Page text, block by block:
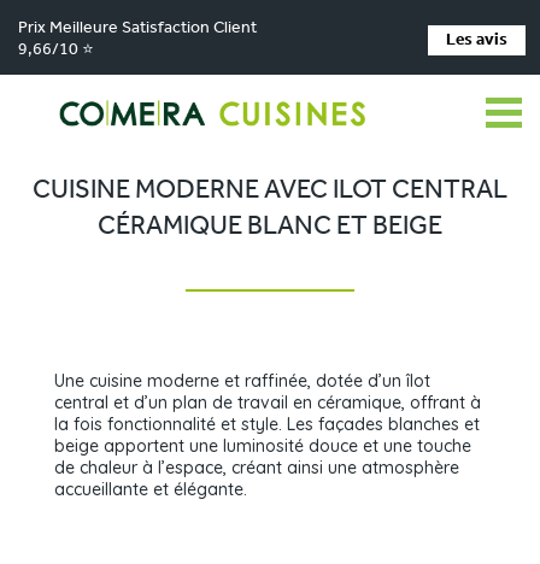
Prix Meilleure Satisfaction Client
9,66/10 ⭐
Les avis
Comera Cuisines > Nos magasins de cuisine > Cuisiniste VILLEREAL >
Réalisations > Cuisine moderne avec ilot central céramique blanc et beige
CUISINE MODERNE AVEC ILOT CENTRAL
CÉRAMIQUE BLANC ET BEIGE
Une cuisine moderne et raffinée, dotée d’un îlot
central et d’un plan de travail en céramique, offrant à
la fois fonctionnalité et style. Les façades blanches et
beige apportent une luminosité douce et une touche
de chaleur à l’espace, créant ainsi une atmosphère
accueillante et élégante.